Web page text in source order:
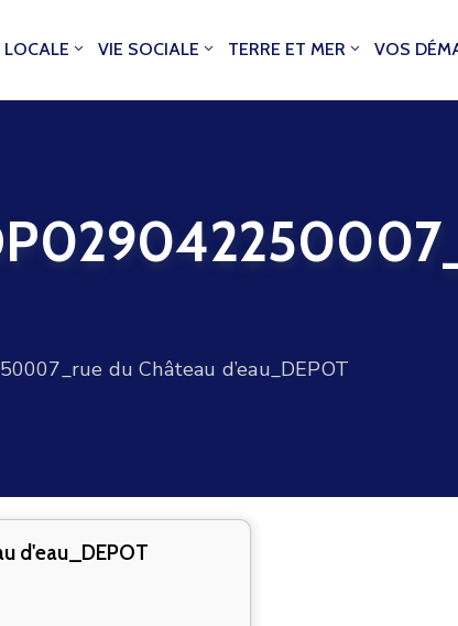
LOCALE VIE SOCIALE TERRE ET MER VOS
du Château d’eau_DEPOT
d'eau_DEPOT